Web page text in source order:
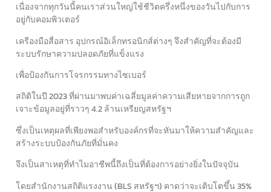
เนื่องจากทุกวันนี้คนเราส่วนใหญ่ใช้ชีวิตครึ่งหนึ่งของวันไปกับการ
อยู่กับคอมพิวเตอร์
เครืองมือสื่อสาร อุปกรณ์อิเล็กทรอนิกส์ต่างๆ จึงสำคัญที่จะต้องมี
ระบบรักษาความปลอดภัยที่แข็งแรง
เพื่อป้องกันการโจรกรรมทางไซเบอร์
สถิติในปี 2023 ที่ผ่านมาพบค่าเฉลี่ยมูลค่าความเสียหายจากการถูก
เจาะข้อมูลอยู่ที่ราวๆ 4.2 ล้านเหรียญสหรัฐฯ
ซึ่งเป็นเหตุผลที่เพียงพอสำหรับองค์กรที่จะหันมาให้ความสำคัญและ
สร้างระบบป้องกันภัยที่มั่นคง
จึงเป็นสาเหตุที่ทำไมอาชีพนี้ถึงเป็นที่ต้องการอย่างยิ่งในปัจจุบัน
โดยสำนักงานสถิติแรงงาน (BLS สหรัฐฯ) คาดว่าจะเติบโตขึ้น 35%